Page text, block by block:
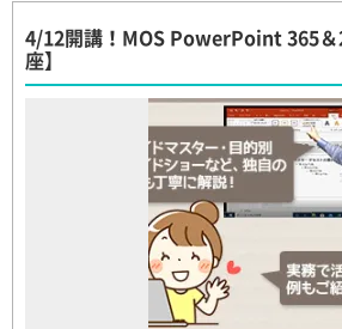
4/12開講！MOS PowerPoint 365＆
座】